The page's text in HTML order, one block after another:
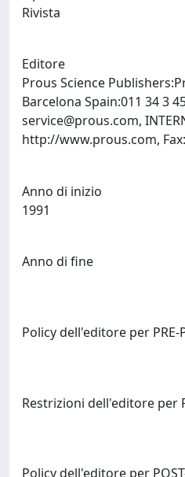
Rivista
Editore
Prous Science
Barcelona Spain:011 34 3
service@prous.com,
Anno di inizio
Anno di fine
Policy dell'editore per PRE-
Restrizioni dell'editore per
Policy dell'editore per